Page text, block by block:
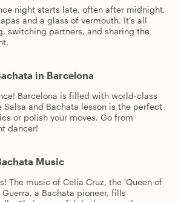
night starts late, often after midnight,
and a glass of vermouth. It’s all
switching partners, and sharing the
in Barcelona
Barcelona is filled with world-class
Salsa and Bachata lesson is the perfect
or polish your moves. Go from
dancer!
Music
The music of Celia Cruz, the 'Queen of
Guerra, a Bachata pioneer, fills